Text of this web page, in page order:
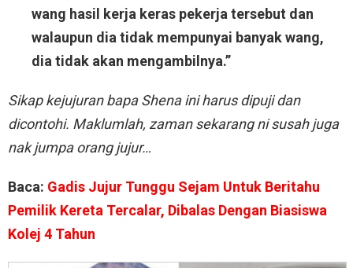
wang hasil kerja keras pekerja tersebut dan
walaupun dia tidak mempunyai banyak wang,
dia tidak akan mengambilnya.”
Sikap kejujuran bapa Shena ini harus dipuji dan
dicontohi. Maklumlah, zaman sekarang ni susah juga
nak jumpa orang jujur…
Baca: Gadis Jujur Tunggu Sejam Untuk Beritahu
Pemilik Kereta Tercalar, Dibalas Dengan Biasiswa
Kolej 4 Tahun